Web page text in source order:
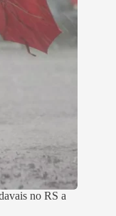
no RS a